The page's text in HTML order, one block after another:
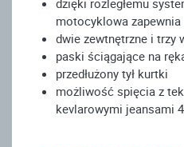
dzięki rozległemu
motocyklowa
dwie zewtnętrzne i trzy
paski ściągające na
przedłużony tył kurtki
możliwość spięcia z
kevlarowymi jeansami